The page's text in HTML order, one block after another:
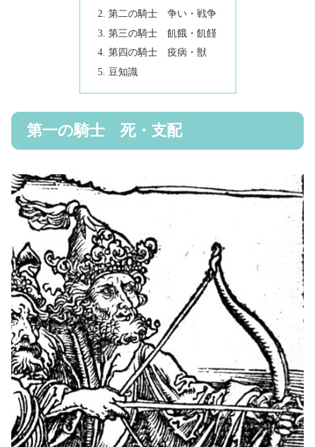
第二の騎士 争い・戦争
第三の騎士 飢餓・飢饉
第四の騎士 疫病・獣
豆知識
第一の騎士 死・支配